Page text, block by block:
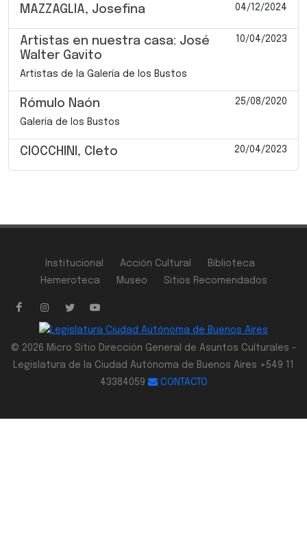
MAZZAGLIA, Josefina 04/12/2024
Artistas en nuestra casa: José
Walter Gavito
10/04/2023
Artistas de la Galería de los Bustos
Rómulo Naón 25/08/2020
Galería de los Bustos
CIOCCHINI, Cleto 20/04/2023
Institucional Acción Cultural
Biblioteca
Hemeroteca
Museo Sitios Recomendados
© 2026 Micro Sitio Dirección General de Asuntos Culturales -
Legislatura de la Ciudad Autónoma de Buenos Aires +549 11
43384059
CONTACTO